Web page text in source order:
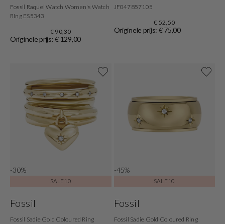
Fossil Raquel Watch Women's Watch
Ring ES5343
€ 90,30
Originele prijs: € 129,00
JF047857105
€ 52,50
Originele prijs: € 75,00
-30%
SALE10
Fossil
Fossil Sadie Gold Coloured Ring
-45%
SALE10
Fossil
Fossil Sadie Gold Coloured Ring